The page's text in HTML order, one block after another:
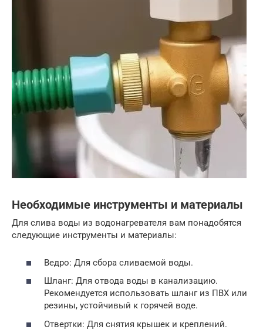
Необходимые инструменты и материалы
Для слива воды из водонагревателя вам понадобятся
следующие инструменты и материалы:
Ведро: Для сбора сливаемой воды.
Шланг: Для отвода воды в канализацию.
Рекомендуется использовать шланг из ПВХ или
резины, устойчивый к горячей воде.
Отвертки: Для снятия крышек и креплений.